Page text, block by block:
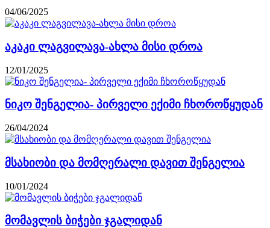
04/06/2025
აკაკი ლაგვილავა-ახლა მისი დროა
12/01/2025
ნიკო შენგელია- პირველი ექიმი ჩხოროწყუდან
26/04/2024
მსახიობი და მომღერალი დავით შენგელია
10/01/2024
მომავლის ბიჭები ჯგალიდან